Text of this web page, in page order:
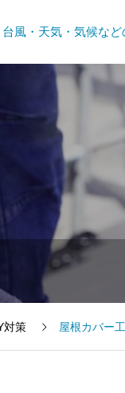
台風・天気・気候など
対策 屋根カバー